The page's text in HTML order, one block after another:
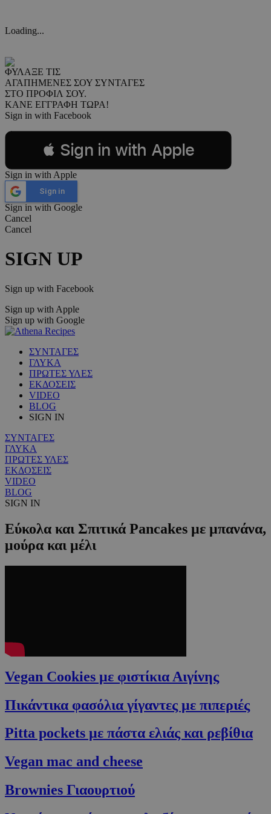
Loading...
ΦΥΛΑΞΕ ΤΙΣ
ΑΓΑΠΗΜΕΝΕΣ ΣΟΥ ΣΥΝΤΑΓΕΣ
ΣΤΟ ΠΡΟΦΙΛ ΣΟΥ.
ΚΑΝΕ ΕΓΓΡΑΦΗ ΤΩΡΑ!
Sign in with Facebook
 Sign in with Apple
Sign in with Apple
Sign in
Sign in with Google
Cancel
Cancel
SIGN UP
Sign up with Facebook
Sign up with Apple
Sign up with Google
ΣΥΝΤΑΓΕΣ
ΓΛΥΚΑ
ΠΡΩΤΕΣ ΥΛΕΣ
ΕΚΔΟΣΕΙΣ
VIDEO
BLOG
SIGN IN
ΣΥΝΤΑΓΕΣ
ΓΛΥΚΑ
ΠΡΩΤΕΣ ΥΛΕΣ
ΕΚΔΟΣΕΙΣ
VIDEO
BLOG
SIGN IN
Εύκολα και Σπιτικά Pancakes με μπανάνα,
μούρα και μέλι
Vegan Cookies με φιστίκια Αιγίνης
Πικάντικα φασόλια γίγαντες με πιπεριές
Pitta pockets με πάστα ελιάς και ρεβίθια
Vegan mac and cheese
Brownies Γιαουρτιού